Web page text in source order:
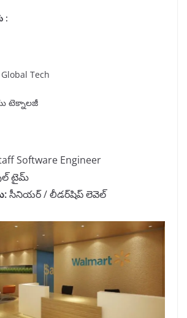
:
Tech
టెక్నాలజీ
Software Engineer
టైమ్
:సీనియర్ / లీడర్‌షిప్ లెవెల్